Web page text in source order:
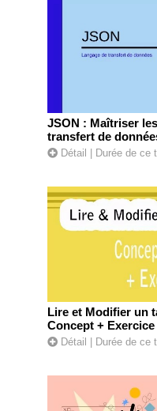
JSON : Maîtriser
transfert de
Détail | Durée de ce
Lire et Modifier un
Concept + Exercice
Détail | Durée de ce